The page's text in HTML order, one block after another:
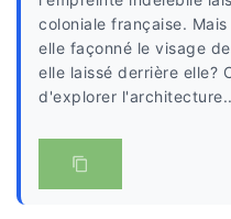
coloniale française.
elle façonné le visage
elle laissé derrière elle?
d'explorer